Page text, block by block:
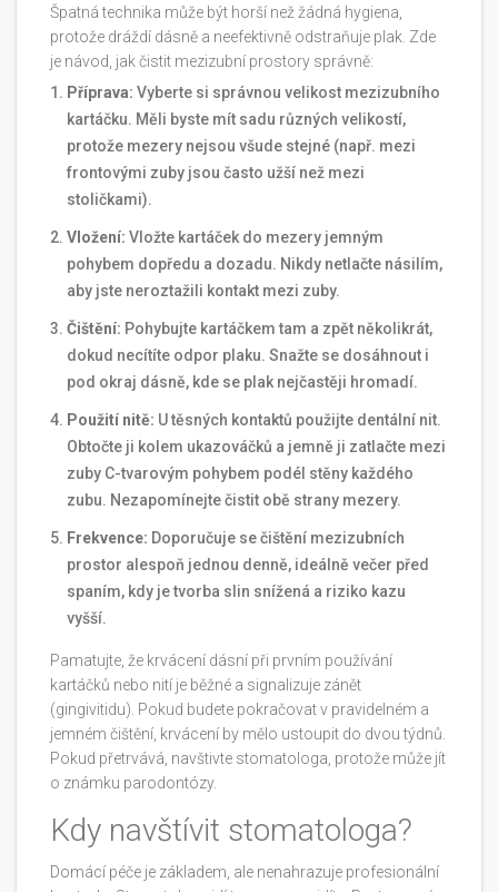
Špatná technika může být horší než žádná hygiena,
protože dráždí dásně a neefektivně odstraňuje plak. Zde
je návod, jak čistit mezizubní prostory správně:
Příprava: Vyberte si správnou velikost mezizubního
kartáčku. Měli byste mít sadu různých velikostí,
protože mezery nejsou všude stejné (např. mezi
frontovými zuby jsou často užší než mezi
stoličkami).
Vložení: Vložte kartáček do mezery jemným
pohybem dopředu a dozadu. Nikdy netlačte násilím,
aby jste neroztažili kontakt mezi zuby.
Čištění: Pohybujte kartáčkem tam a zpět několikrát,
dokud necítíte odpor plaku. Snažte se dosáhnout i
pod okraj dásně, kde se plak nejčastěji hromadí.
Použití nitě: U těsných kontaktů použijte dentální nit.
Obtočte ji kolem ukazováčků a jemně ji zatlačte mezi
zuby C-tvarovým pohybem podél stěny každého
zubu. Nezapomínejte čistit obě strany mezery.
Frekvence: Doporučuje se čištění mezizubních
prostor alespoň jednou denně, ideálně večer před
spaním, kdy je tvorba slin snížená a riziko kazu
vyšší.
Pamatujte, že krvácení dásní při prvním používání
kartáčků nebo nití je běžné a signalizuje zánět
(gingivitidu). Pokud budete pokračovat v pravidelném a
jemném čištění, krvácení by mělo ustoupit do dvou týdnů.
Pokud přetrvává, navštivte stomatologa, protože může jít
o známku parodontózy.
Kdy navštívit stomatologa?
Domácí péče je základem, ale nenahrazuje profesionální